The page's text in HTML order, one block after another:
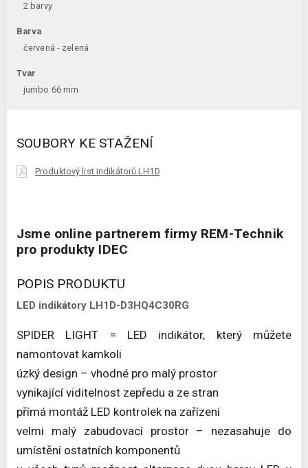
2 barvy
Barva
červená - zelená
Tvar
jumbo 66 mm
SOUBORY KE STAŽENÍ
Produktový list indikátorů LH1D
Jsme online partnerem firmy REM-Technik
pro produkty IDEC
POPIS PRODUKTU
LED indikátory LH1D-D3HQ4C30RG
SPIDER LIGHT = LED indikátor, který můžete
namontovat kamkoli
úzký design – vhodné pro malý prostor
vynikající viditelnost zepředu a ze stran
přímá montáž LED kontrolek na zařízení
velmi malý zabudovací prostor – nezasahuje do
umístění ostatních komponentů